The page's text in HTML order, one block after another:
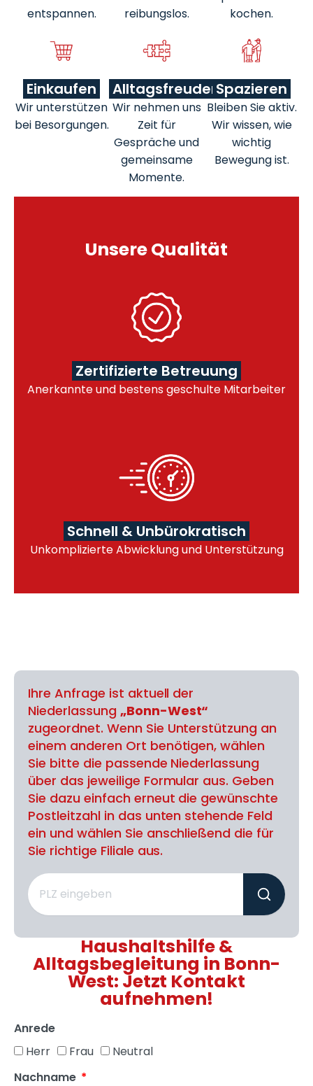
entspannen.
reibungslos.
kochen.
Einkaufen
Wir unterstützen
bei Besorgungen.
Alltagsfreuden
Wir nehmen uns
Zeit für
Gespräche und
gemeinsame
Momente.
Spazieren
Bleiben Sie aktiv.
Wir wissen, wie
wichtig
Bewegung ist.
Unsere Qualität
Zertifizierte Betreuung
Anerkannte und bestens geschulte Mitarbeiter
Schnell & Unbürokratisch
Unkomplizierte Abwicklung und Unterstützung
Ihre Anfrage ist aktuell der
Niederlassung „Bonn-West“
zugeordnet. Wenn Sie Unterstützung an
einem anderen Ort benötigen, wählen
Sie bitte die passende Niederlassung
über das jeweilige Formular aus. Geben
Sie dazu einfach erneut die gewünschte
Postleitzahl in das unten stehende Feld
ein und wählen Sie anschließend die für
Sie richtige Filiale aus.
Haushaltshilfe &
Alltagsbegleitung in Bonn-
West: Jetzt Kontakt
aufnehmen!
Anrede
Herr
Frau
Neutral
Nachname